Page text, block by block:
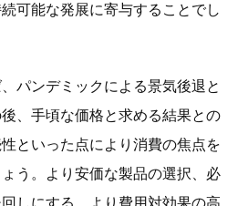
可能な発展に寄与することでし
パンデミックによる景気後退と
、手頃な価格と求める結果との
といった点により消費の焦点を
う。より安価な製品の選択、必
しにする、より費用対効果の高